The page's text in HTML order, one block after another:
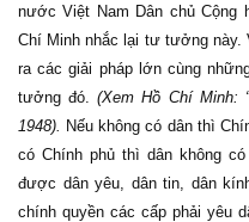
nước Việt Nam Dân chủ Cộng
Chí Minh nhắc lại tư tưởng
ra các giải pháp lớn cùng
tưởng đó.(Xem Hồ Chí Minh:
1948). Nếu không có dân thì
có Chính phủ thì dân không
được dân yêu, dân tin, dân
chính quyền các cấp phải yêu